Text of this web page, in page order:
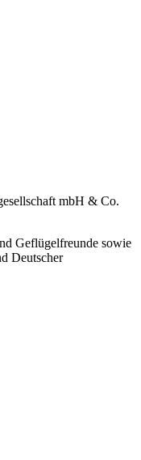
mbH & Co.
Geflügelfreunde sowie
Deutscher